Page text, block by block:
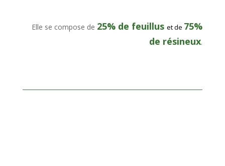
Elle se compose de 25% de feuilluset de 75%
de résineux.